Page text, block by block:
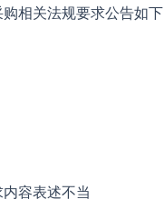
相关法规要求公告如下
容表述不当